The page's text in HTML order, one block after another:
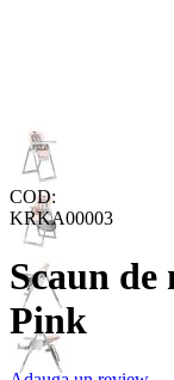
COD:
KRKA00003
Scaun
Pink